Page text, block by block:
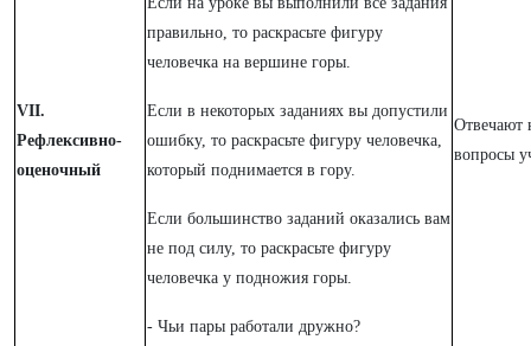
VII.
Рефлексивно-
оценочный
правильно, то раскрасьте фигуру
человечка на вершине горы.
Если в некоторых заданиях вы допустили
ошибку, то раскрасьте фигуру человечка,
который поднимается в гору.
Если большинство заданий оказались вам
не под силу, то раскрасьте фигуру
человечка у подножия горы.
- Чьи пары работали дружно?
Отвечают
вопросы